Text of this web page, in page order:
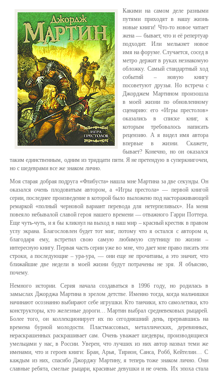
Какими на самом деле разными
путями приходят в нашу жизнь
новые книги! Что-то новое читает
жена — бывает, что и её репертуар
подходит. Или мелькнет новое
имя на форуме. Случается, сосед в
метро держит в руках незнакомую
обложку. Самый стандартный ход
событий – новую книгу
посоветуют друзья. Но встреча с
Джорджем Мартином произошла
в моей жизни по обновленному
сценарию: его «Игры престолов»
оказались в списке книг, к
которым требовалось написать
рецензию. А я видел имя автора
впервые в жизни. Скажете,
бывает? Конечно, но он оказался
таким единственным, одним из тридцати пяти. Я не претендую в суперкнигочеи,
но с шедеврами все же знаком лично.
Моя старая добрая подруга «Флибуста» нашла мне Мартина за две секунды. Он
оказался очень плодовитым автором, а «Игры престола» — первой книгой
серии, последнее произведение в которой было выложено под настораживающей
ремаркой «полный черновой вариант перевода для нетерпеливых». На меня
повеяло небывалой славой героя нашего времени — отважного Гарри Поттера.
Еще чуть-чуть, и я бы кликнул на выход в наш мир – красный крестик в правом
углу экрана. Благословлен будет тот миг, потому что я остался с автором и,
благодаря ему, встретил свою самую любимую спутницу по жизни –
интересную книгу. Первая часть серии уже во мне, что дает мне право писать эти
строки, а последующие – ура-ура, — они еще не прочитаны, а это значит, что
ближайшие две недели в моей жизни будут потрачены не зря. Я объясню,
почему.
Немного истории. Серия начала создаваться в 1996 году, но родилась в
замыслах Джорджа Мартина в зрелом детстве. Именно тогда, когда мальчишки
начинают осознанно выбирают себе игрушки. Кто танчики, кто самолетики, кто
конструкторы, кто железные дороги… Мартин выбрал средневековых рыцарей.
Более того, он коллекционирует их по сегодняшний день, прервавшись на
времена бурной молодости. Пластмассовых, металлических, деревянных,
нераскрашенных раскрашивает сам. Очень уважает шедевры, производящиеся
умельцами у нас, в России. Уверен, что лучших из них автор назвал теми же
именами, что и героев книги: Бран, Арья, Тирион, Санса, Робб, Кейтелин… С
каждым из них, спасибо Джорджу Мартину, я теперь тоже знаком лично. Они
славные ребята, смелые рыцари, красивые девушки и не очень. Их эпоха стала